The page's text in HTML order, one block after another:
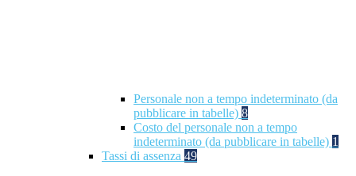
Personale non a tempo indeterminato (da
pubblicare in tabelle) 8
Costo del personale non a tempo
indeterminato (da pubblicare in tabelle) 1
Tassi di assenza 49